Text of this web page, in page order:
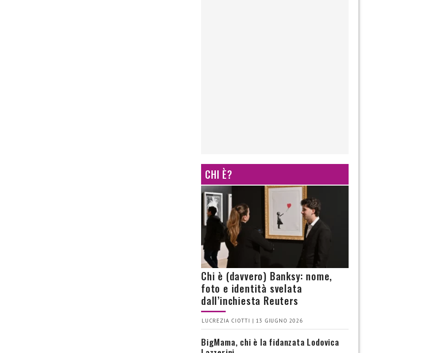
CHI È?
Chi è (davvero) Banksy: nome,
foto e identità svelata
dall’inchiesta Reuters
LUCREZIA CIOTTI | 13 GIUGNO 2026
BigMama, chi è la fidanzata Lodovica